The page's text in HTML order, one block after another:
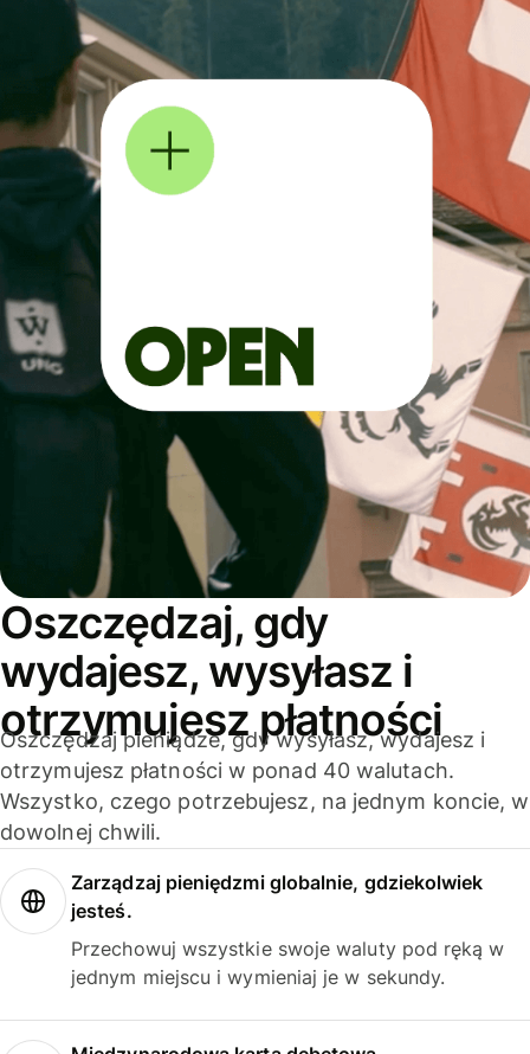
Oszczędzaj, gdy
wydajesz, wysyłasz i
otrzymujesz płatności
Oszczędzaj pieniądze, gdy wysyłasz, wydajesz i
otrzymujesz płatności w ponad 40 walutach.
Wszystko, czego potrzebujesz, na jednym koncie, w
dowolnej chwili.
Zarządzaj pieniędzmi globalnie, gdziekolwiek
jesteś.
Przechowuj wszystkie swoje waluty pod ręką w
jednym miejscu i wymieniaj je w sekundy.